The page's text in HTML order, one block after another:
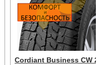
Cordiant Business CW 2